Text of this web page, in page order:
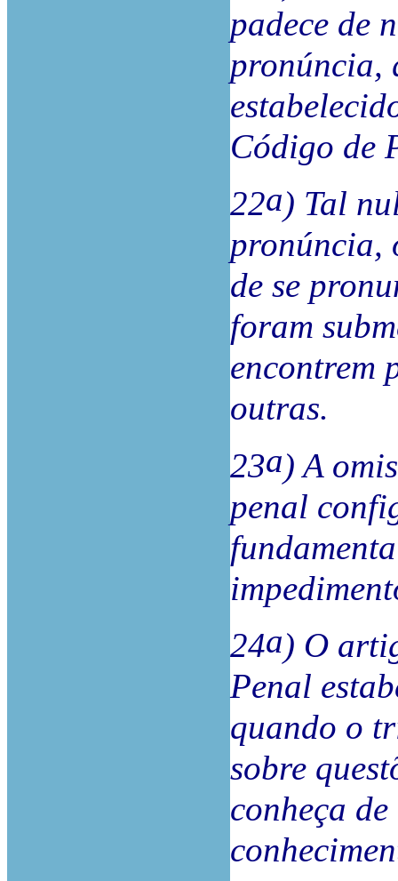
padece de
pronúncia,
Código de
22a) Tal
pronúncia,
de se
foram
encontrem
outras.
23a) A
penal
24a) O
Penal
quando o
sobre
conheça